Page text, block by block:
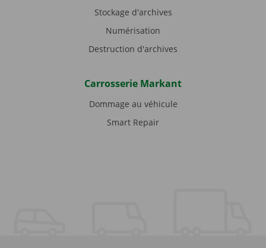
Stockage d'archives
Numérisation
Destruction d'archives
Carrosserie Markant
Dommage au véhicule
Smart Repair